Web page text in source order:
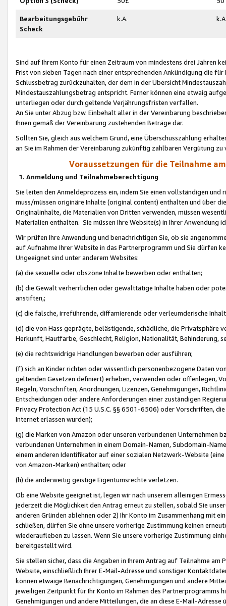
Bearbeitungsgebühr
Scheck
k.A.
Sind auf Ihrem Konto für einen Zeitraum von mindestens drei Jahren
Frist von sieben Tagen nach einer entsprechenden Ankündigung die
Schlussbetrag zurückzuhalten, der dem in der Übersicht
Mindestauszahlungsbetrag entspricht. Ferner können eine etwaig
unterliegen oder durch geltende Verjährungsfristen verfallen.
An Sie unter Abzug bzw. Einbehalt aller in der Vereinbarung
Ihnen gemäß der Vereinbarung zustehenden Beträge dar.
Sollten Sie, gleich aus welchem Grund, eine Überschusszahlung
an Sie im Rahmen der Vereinbarung zukünftig zahlbaren Vergütung zu
Voraussetzungen für die Teilnahme
1. Anmeldung und Teilnahmeberechtigung
Sie leiten den Anmeldeprozess ein, indem Sie einen vollständigen
muss/müssen originäre Inhalte (original content) enthalten und über
Originalinhalte, die Materialien von Dritten verwenden, müssen
Materialien enthalten. Sie müssen Ihre Website(s) in Ihrer Anwendung
Wir prüfen Ihre Anwendung und benachrichtigen Sie, ob sie
auf Aufnahme Ihrer Website in das Partnerprogramm und Sie dürfen
Ungeeignet sind unter anderem Websites:
(a) die sexuelle oder obszöne Inhalte bewerben oder enthalten;
(b) die Gewalt verherrlichen oder gewalttätige Inhalte haben oder
anstiften,;
(c) die falsche, irreführende, diffamierende oder verleumderische
(d) die von Hass geprägte, belästigende, schädliche, die Privatsphäre
Herkunft, Hautfarbe, Geschlecht, Religion, Nationalität, Behinderung,
(e) die rechtswidrige Handlungen bewerben oder ausführen;
(f) sich an Kinder richten oder wissentlich personenbezogene Daten
geltenden Gesetzen definiert) erheben, verwenden oder offenlegen,
Regeln, Vorschriften, Anordnungen, Lizenzen, Genehmigungen,
Entscheidungen oder andere Anforderungen einer zuständigen
Privacy Protection Act (15 U.S.C. §§ 6501-6506) oder Vorschriften,
Internet erlassen wurden);
(g) die Marken von Amazon oder unseren verbundenen Unternehmen
verbundenen Unternehmen in einem Domain-Namen, Subdomain-
einem anderen Identifikator auf einer sozialen Netzwerk-Website
von Amazon-Marken) enthalten; oder
(h) die anderweitig geistige Eigentumsrechte verletzen.
Ob eine Website geeignet ist, legen wir nach unserem alleinigen
jederzeit die Möglichkeit den Antrag erneut zu stellen, sobald Sie
anderen Gründen ablehnen oder 2) Ihr Konto im Zusammenhang mit
schließen, dürfen Sie ohne unsere vorherige Zustimmung keinen
wiederaufleben zu lassen. Wenn Sie unsere vorherige Zustimmung
bereitgestellt wird.
Sie stellen sicher, dass die Angaben in Ihrem Antrag auf Teilnahme
Website, einschließlich Ihrer E-Mail-Adresse und sonstiger
können etwaige Benachrichtigungen, Genehmigungen und andere
jeweiligen Zeitpunkt für Ihr Konto im Rahmen des Partnerprogramms
Genehmigungen und andere Mitteilungen, die an diese E-Mail-